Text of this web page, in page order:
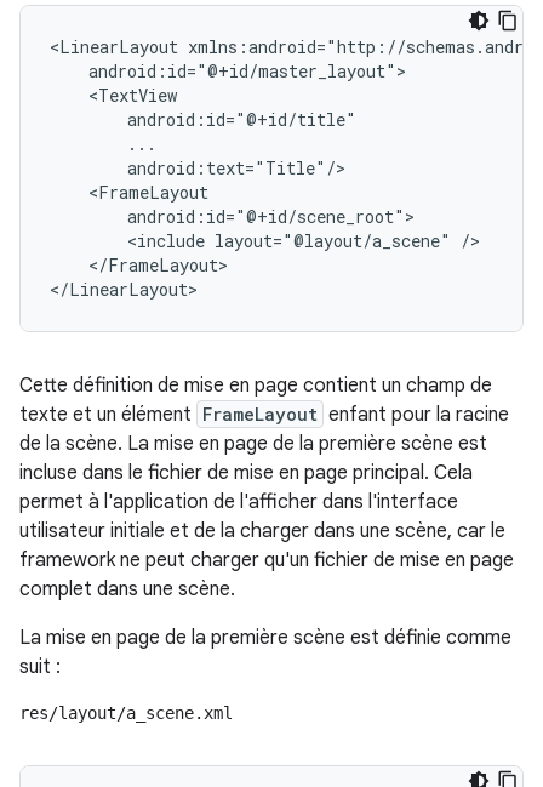
<LinearLayout
<include layout="@layout/a_scene"
</FrameLayout>
</LinearLayout>
Cette définition de mise en page contient un champ de
texte et un élément FrameLayout enfant pour la racine
de la scène. La mise en page de la première scène est
incluse dans le fichier de mise en page principal. Cela
permet à l'application de l'afficher dans l'interface
utilisateur initiale et de la charger dans une scène, car le
framework ne peut charger qu'un fichier de mise en page
complet dans une scène.
La mise en page de la première scène est définie comme
suit :
res/layout/a_scene.xml